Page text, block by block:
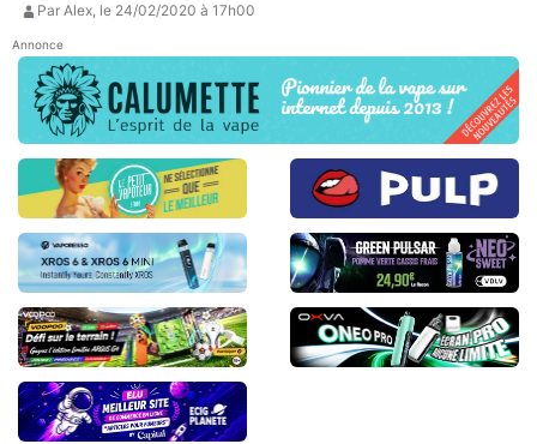
Par Alex, le 24/02/2020 à 17h00
Annonce